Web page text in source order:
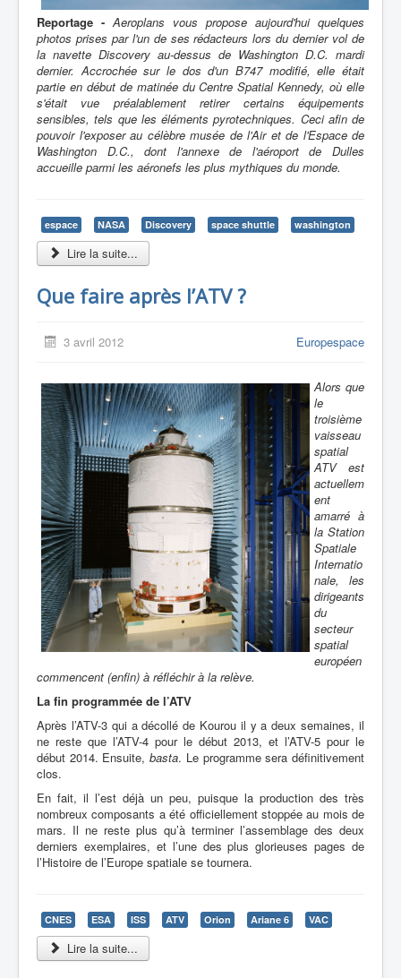
Reportage - Aeroplans vous propose aujourd'hui quelques
photos prises par l'un de ses rédacteurs lors du dernier vol de
la navette Discovery au-dessus de Washington D.C. mardi
dernier. Accrochée sur le dos d'un B747 modifié, elle était
partie en début de matinée du Centre Spatial Kennedy, où elle
s'était vue préalablement retirer certains équipements
sensibles, tels que les éléments pyrotechniques. Ceci afin de
pouvoir l'exposer au célèbre musée de l'Air et de l'Espace de
Washington D.C., dont l'annexe de l'aéroport de Dulles
accueille parmi les aéronefs les plus mythiques du monde.
espace NASA Discovery space shuttle washington
Lire la suite...
Que faire après l’ATV ?
3 avril 2012 Europespace
Alors que
le
troisième
vaisseau
spatial
ATV est
actuellem
ent
amarré à
la Station
Spatiale
Internatio
nale, les
dirigeants
du
secteur
spatial
européen
commencent (enfin) à réfléchir à la relève.
La fin programmée de l’ATV
Après l’ATV-3 qui a décollé de Kourou il y a deux semaines, il
ne reste que l’ATV-4 pour le début 2013, et l’ATV-5 pour le
début 2014. Ensuite,basta. Le programme sera définitivement
clos.
En fait, il l’est déjà un peu, puisque la production des très
nombreux composants a été officiellement stoppée au mois de
mars. Il ne reste plus qu’à terminer l’assemblage des deux
derniers exemplaires, et l’une des plus glorieuses pages de
l’Histoire de l’Europe spatiale se tournera.
CNES ESA ISS ATV Orion Ariane 6 VAC
Lire la suite...